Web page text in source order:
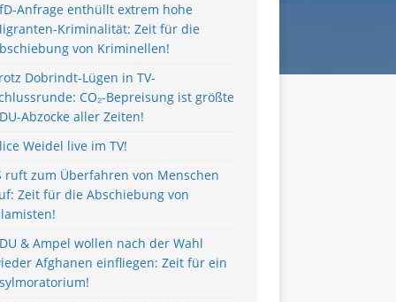
Anfrage enthüllt extrem hohe
Kriminalität: Zeit für die
von Kriminellen!
Dobrindt-Lügen in TV-
CO₂-Bepreisung ist größte
Abzocke aller Zeiten!
Weidel live im TV!
ruft zum Überfahren von Menschen
Zeit für die Abschiebung von
& Ampel wollen nach der Wahl
Afghanen einfliegen: Zeit für ein